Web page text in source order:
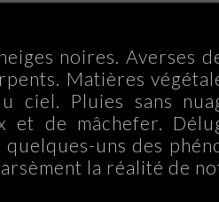
noires. Averses
Matières
ciel. Pluies sans
et de mâchefer.
quelques-uns des
la réalité de